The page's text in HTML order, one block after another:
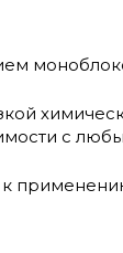
с
к